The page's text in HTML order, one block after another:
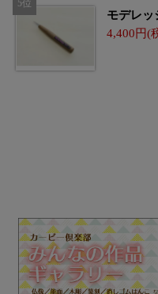
モデレ
4,400